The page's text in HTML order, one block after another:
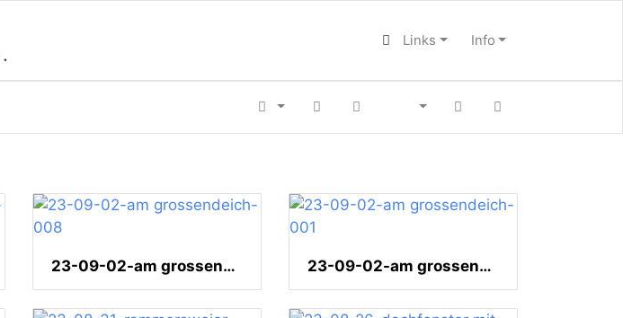
.
Links Info
23-09-02-am grossendeich-008 23-09-02-am grossendeich-001